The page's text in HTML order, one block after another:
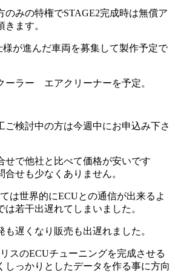
のみの特権でSTAGE2完成時は無償ア
ます。
様が進んだ車両を募集して製作予定で
ラー エアクリーナーを予定。
ご検討中の方は今週中にお申込み下さ
せで他社と比べて価格が安いです
せも少なくありません。
は世界的にECUとの通信が出来るよ
は若干出遅れてしまいました。
遅くなり販売も出遅れました。
スのECUチューニングを完成させる
しっかりとしたデータを作る事に方向